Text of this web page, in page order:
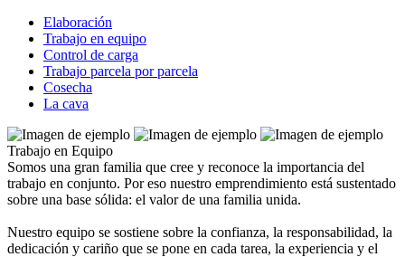
Elaboración
Trabajo en equipo
Control de carga
Trabajo parcela por parcela
Cosecha
La cava
Trabajo en Equipo
Somos una gran familia que cree y reconoce la importancia del
trabajo en conjunto. Por eso nuestro emprendimiento está sustentado
sobre una base sólida: el valor de una familia unida.
Nuestro equipo se sostiene sobre la confianza, la responsabilidad, la
dedicación y cariño que se pone en cada tarea, la experiencia y el